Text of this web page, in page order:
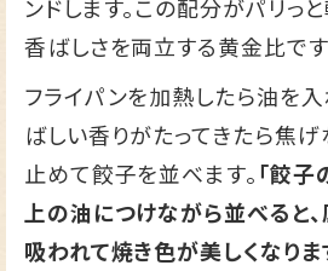
ンドします。この配分がパリっ
香ばしさを両立する黄金比です
フライパンを加熱したら油を
ばしい香りがたってきたら焦
止めて餃子を並べます。「餃
上の油につけながら並べると
吸われて焼き色が美しくなります